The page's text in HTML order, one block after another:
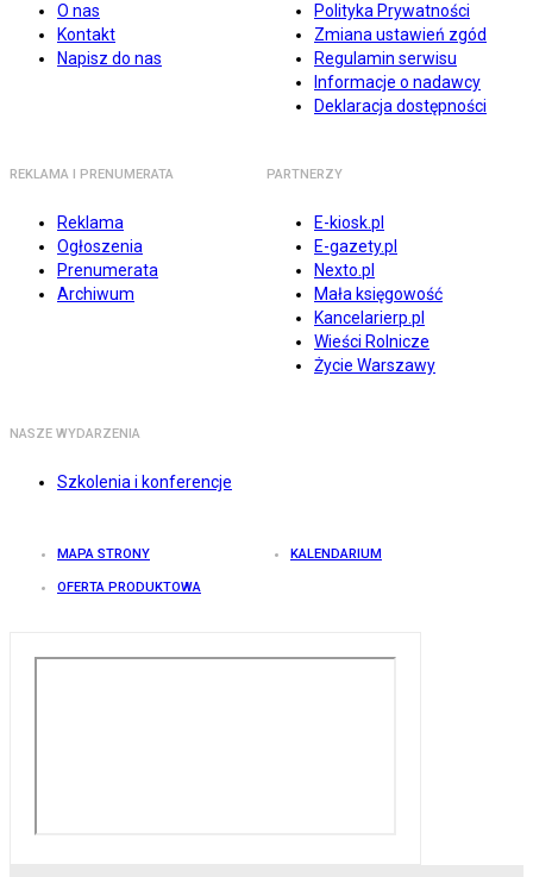
O nas
Kontakt
Napisz do nas
Polityka Prywatności
Zmiana ustawień zgód
Regulamin serwisu
Informacje o nadawcy
Deklaracja dostępności
REKLAMA I PRENUMERATA
Reklama
Ogłoszenia
Prenumerata
Archiwum
PARTNERZY
E-kiosk.pl
E-gazety.pl
Nexto.pl
Mała księgowość
Kancelarierp.pl
Wieści Rolnicze
Życie Warszawy
NASZE WYDARZENIA
Szkolenia i konferencje
MAPA STRONY KALENDARIUM
OFERTA PRODUKTOWA